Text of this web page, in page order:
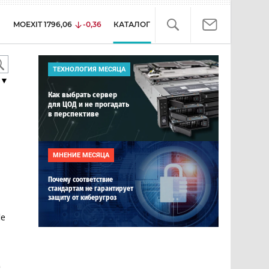
MOEXIT 1796,06 -0,36 КАТАЛОГ
▼
ТЕХНОЛОГИЯ МЕСЯЦА
Как выбрать сервер
для ЦОД и не прогадать
в перспективе
МНЕНИЕ МЕСЯЦА
Почему соответствие
стандартам не гарантирует
защиту от киберугроз